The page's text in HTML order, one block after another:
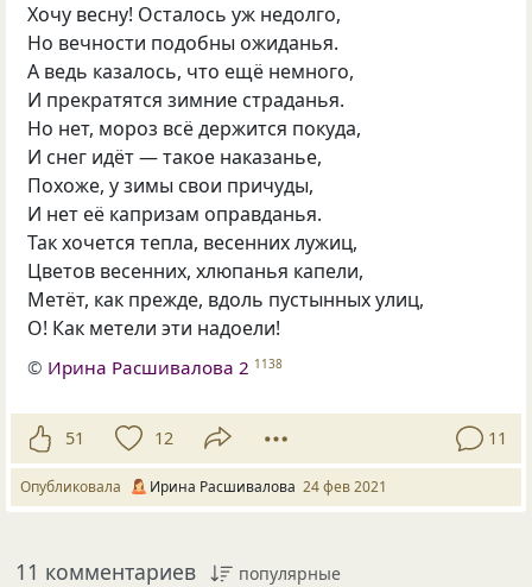
Хочу весну! Осталось уж недолго,
Но вечности подобны ожиданья.
А ведь казалось, что ещё немного,
И прекратятся зимние страданья.
Но нет, мороз всё держится покуда,
И снег идёт — такое наказанье,
Похоже, у зимы свои причуды,
И нет её капризам оправданья.
Так хочется тепла, весенних лужиц,
Цветов весенних, хлюпанья капели,
Метёт, как прежде, вдоль пустынных улиц,
О! Как метели эти надоели!
© Ирина Расшивалова 2 1138
51 12 11
Опубликовала Ирина Расшивалова 24 фев 2021
11 комментариев популярные